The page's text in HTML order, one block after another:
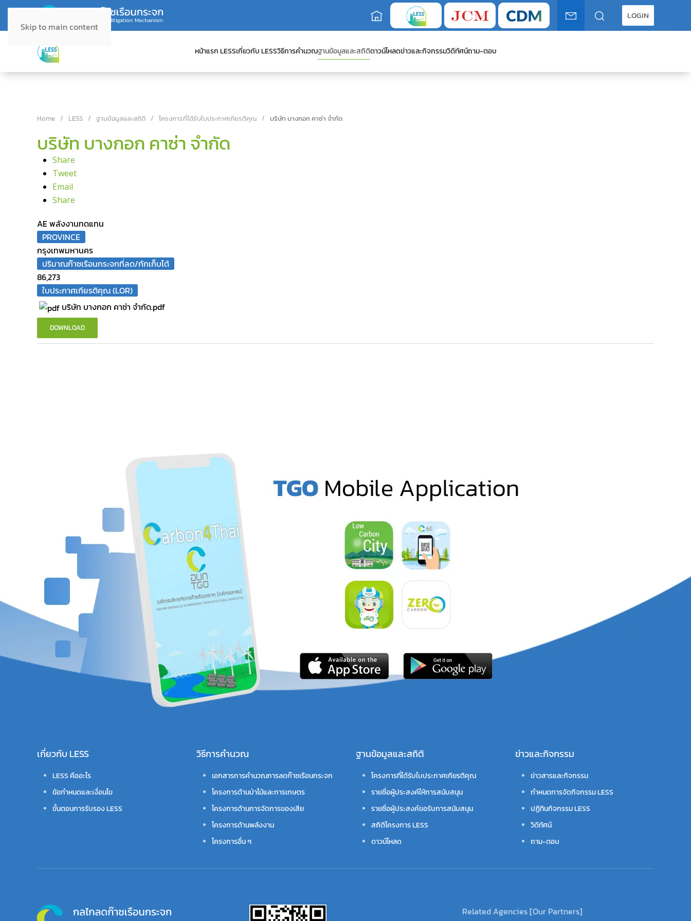
Skip to main content
LOGIN
หน้าแรก LESSเกี่ยวกับ LESSวิธีการคำนวณฐานข้อมูลและสถิติดาวน์โหลดข่าวและกิจกรรมวิดีทัศน์ถาม-ตอบ
Home LESS ฐานข้อมูลและสถิติ โครงการที่ได้รับใบประกาศเกียรติคุณ บริษัท บางกอก คาซ่า จำกัด
บริษัท บางกอก คาซ่า จำกัด
Share
Tweet
Email
Share
AE พลังงานทดแทน
PROVINCE
กรุงเทพมหานคร
ปริมาณก๊าซเรือนกระจกที่ลด/กักเก็บได้
86,273
ใบประกาศเกียรติคุณ (LOR)
บริษัท บางกอก คาซ่า จำกัด.pdf
DOWNLOAD
เกี่ยวกับ LESS
LESS คืออะไร
ข้อกำหนดและเงื่อนไข
ขั้นตอนการรับรอง LESS
วิธีการคำนวณ
เอกสารการคำนวณการลดก๊าซเรือนกระจก
โครงการด้านป่าไม้และการเกษตร
โครงการด้านการจัดการของเสีย
โครงการด้านพลังงาน
โครงการอื่น ๆ
ฐานข้อมูลและสถิติ
โครงการที่ได้รับใบประกาศเกียรติคุณ
รายชื่อผู้ประสงค์ให้การสนับสนุน
รายชื่อผู้ประสงค์ขอรับการสนับสนุน
สถิติโครงการ LESS
ดาวน์โหลด
ข่าวและกิจกรรม
ข่าวสารและกิจกรรม
กำหนดการจัดกิจกรรม LESS
ปฏิทินกิจกรรม LESS
วิดีทัศน์
ถาม-ตอบ
Related Agencies [Our Partners]